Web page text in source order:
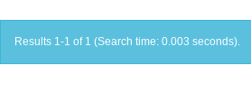
Results 1-1 of 1 (Search time: 0.003 seconds).